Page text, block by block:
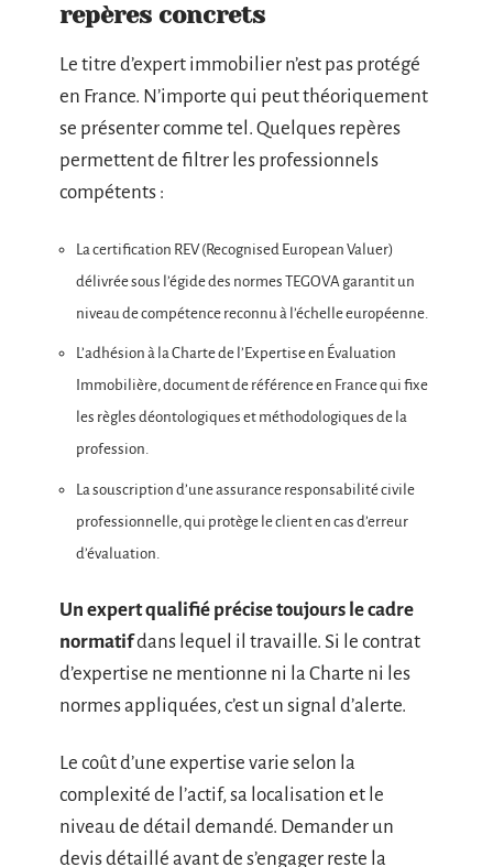
repères concrets
Le titre d’expert immobilier n’est pas protégé
en France. N’importe qui peut théoriquement
se présenter comme tel. Quelques repères
permettent de filtrer les professionnels
compétents :
La certification REV (Recognised European Valuer)
délivrée sous l’égide des normes TEGOVA garantit un
niveau de compétence reconnu à l’échelle européenne.
L’adhésion à la Charte de l’Expertise en Évaluation
Immobilière, document de référence en France qui fixe
les règles déontologiques et méthodologiques de la
profession.
La souscription d’une assurance responsabilité civile
professionnelle, qui protège le client en cas d’erreur
d’évaluation.
Un expert qualifié précise toujours le cadre
normatifdans lequel il travaille. Si le contrat
d’expertise ne mentionne ni la Charte ni les
normes appliquées, c’est un signal d’alerte.
Le coût d’une expertise varie selon la
complexité de l’actif, sa localisation et le
niveau de détail demandé. Demander un
devis détaillé avant de s’engager reste la